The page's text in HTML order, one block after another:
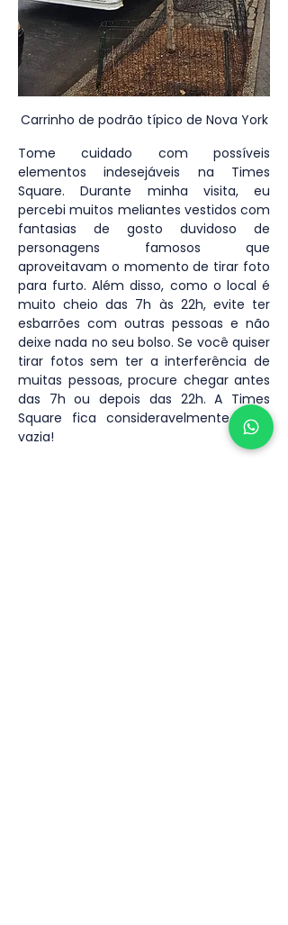
Carrinho de podrão típico de Nova York
Tome cuidado com possíveis
elementos indesejáveis na Times
Square. Durante minha visita, eu
percebi muitos meliantes vestidos com
fantasias de gosto duvidoso de
personagens famosos que
aproveitavam o momento de tirar foto
para furto. Além disso, como o local é
muito cheio das 7h às 22h, evite ter
esbarrões com outras pessoas e não
deixe nada no seu bolso. Se você quiser
tirar fotos sem ter a interferência de
muitas pessoas, procure chegar antes
das 7h ou depois das 22h. A Times
Square fica consideravelmente mais
vazia!